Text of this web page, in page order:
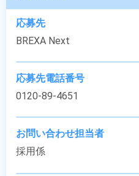
応募先
BREXA Next
応募先電話番号
0120-89-4651
お問い合わせ担当者
採用係